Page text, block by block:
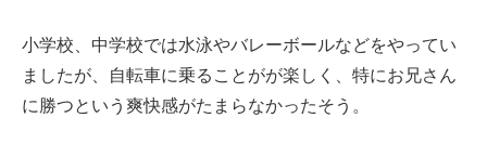
小学校、中学校では水泳やバレーボールなどをやってい
ましたが、自転車に乗ることがが楽しく、特にお兄さん
に勝つという爽快感がたまらなかったそう。